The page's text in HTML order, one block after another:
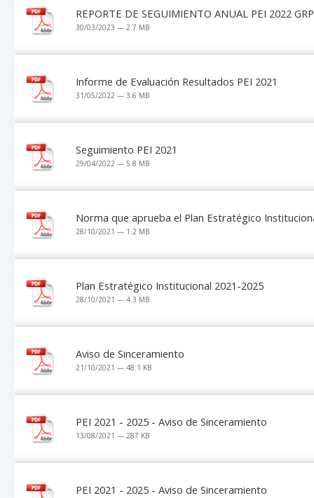
REPORTE DE SEGUIMIENTO ANUAL PEI 2022
30/03/2023 — 2.7 MB
Informe de Evaluación Resultados PEI 2021
31/05/2022 — 3.6 MB
Seguimiento PEI 2021
29/04/2022 — 5.8 MB
Norma que aprueba el Plan Estratégico
28/10/2021 — 1.2 MB
Plan Estratégico Institucional 2021-2025
28/10/2021 — 4.3 MB
Aviso de Sinceramiento
21/10/2021 — 48.1 KB
PEI 2021 - 2025 - Aviso de Sinceramiento
13/08/2021 — 287 KB
PEI 2021 - 2025 - Aviso de Sinceramiento